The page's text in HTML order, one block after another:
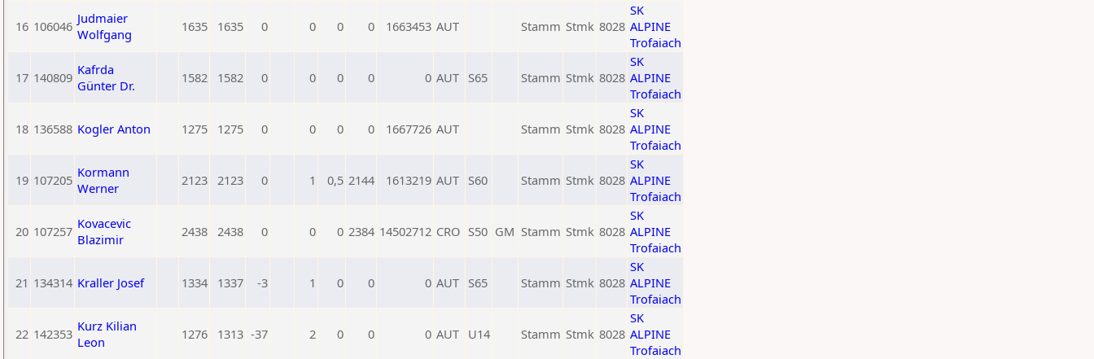
16 106046 Judmaier
Wolfgang
1635 1635 0 0 0 0 1663453 AUT Stamm Stmk 8028
SK
ALPINE
Trofaiach
17 140809 Kafrda
Günter Dr.
1582 1582 0 0 0 0 0 AUT S65 Stamm Stmk 8028
SK
ALPINE
Trofaiach
18 136588 Kogler Anton 1275 1275 0 0 0 0 1667726 AUT Stamm Stmk 8028
SK
ALPINE
Trofaiach
19 107205 Kormann
Werner
2123 2123 0 1 0,5 2144 1613219 AUT S60 Stamm Stmk 8028
SK
ALPINE
Trofaiach
20 107257 Kovacevic
Blazimir
2438 2438 0 0 0 2384 14502712 CRO S50 GM Stamm Stmk 8028
SK
ALPINE
Trofaiach
21 134314 Kraller Josef 1334 1337 -3 1 0 0 0 AUT S65 Stamm Stmk 8028
SK
ALPINE
Trofaiach
22 142353 Kurz Kilian
Leon
1276 1313 -37 2 0 0 0 AUT U14 Stamm Stmk 8028
SK
ALPINE
Trofaiach